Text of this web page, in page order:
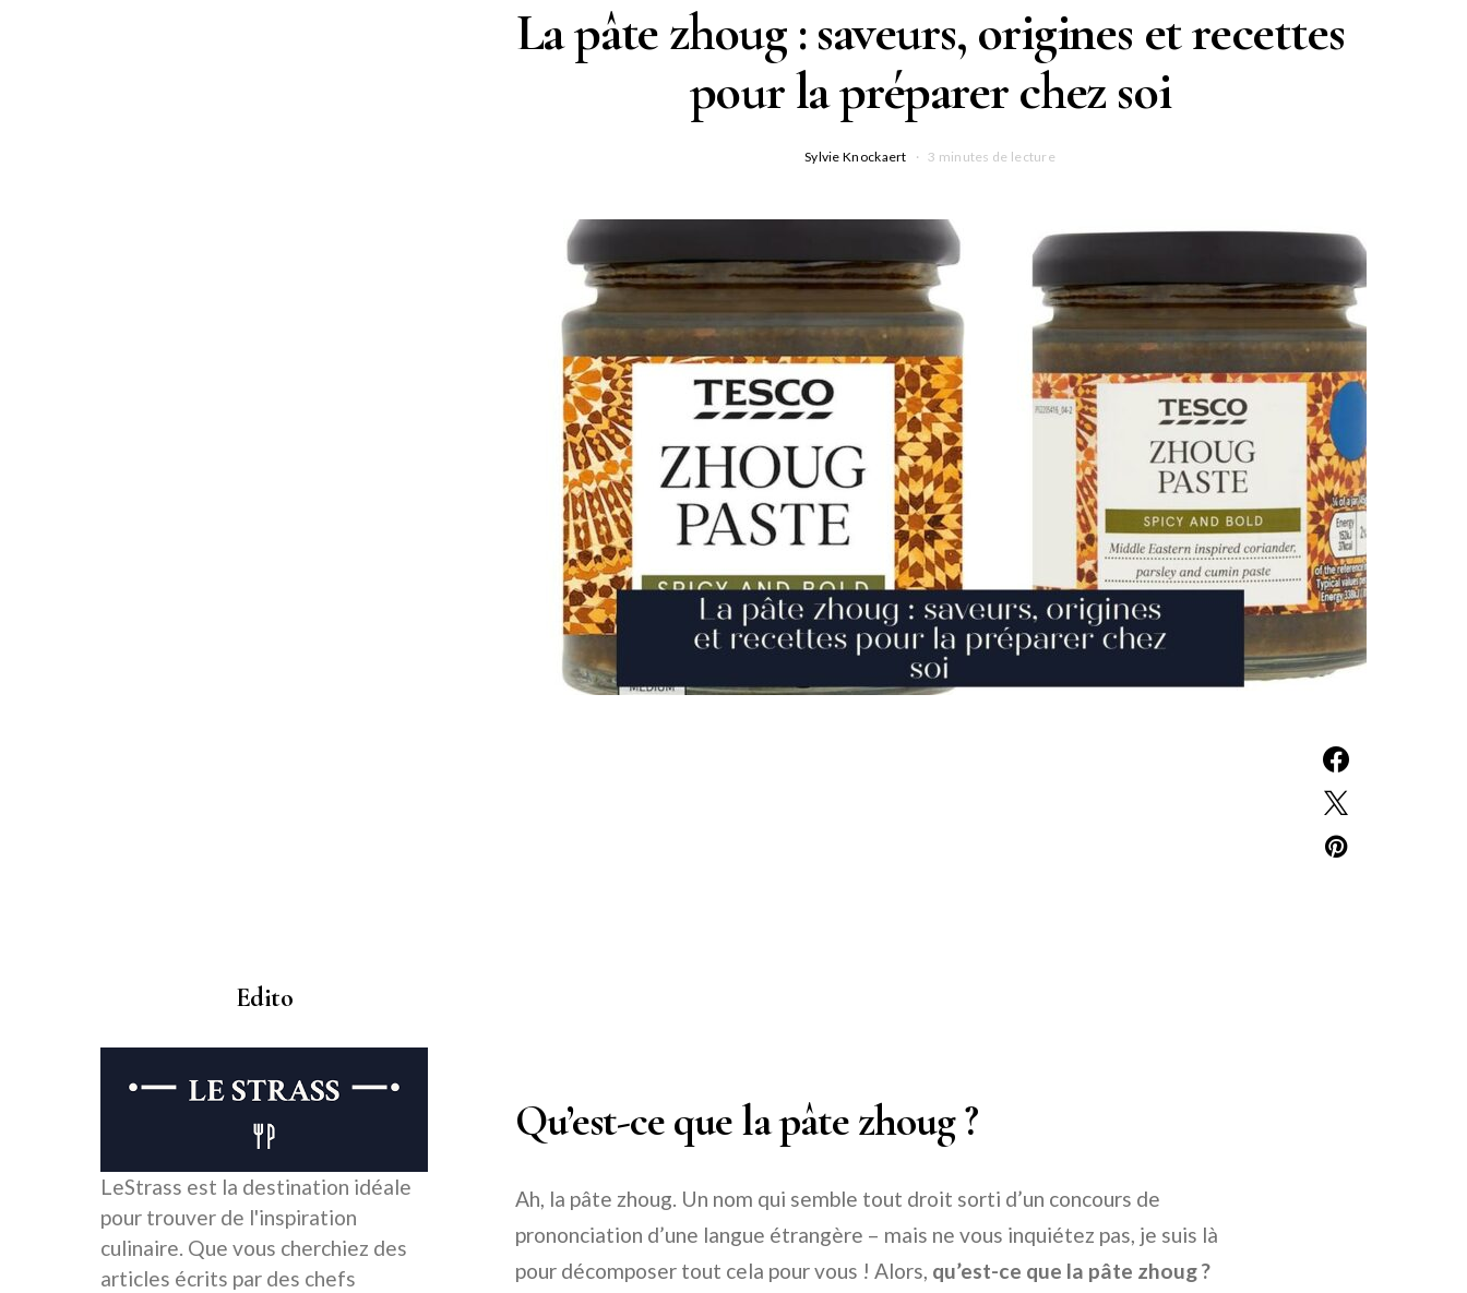
La pâte zhoug : saveurs, origines et recettes
pour la préparer chez soi
Sylvie Knockaert 3 minutes de lecture
Qu’est-ce que la pâte zhoug ?
Ah, la pâte zhoug. Un nom qui semble tout droit sorti d’un concours de
prononciation d’une langue étrangère – mais ne vous inquiétez pas, je suis là
pour décomposer tout cela pour vous ! Alors, qu’est-ce que la pâte zhoug ?
Edito
LeStrass est la destination idéale
pour trouver de l'inspiration
culinaire. Que vous cherchiez des
articles écrits par des chefs